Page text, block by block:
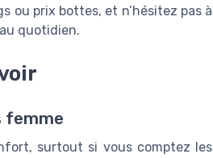
ou prix bottes, et n’hésitez pas à
quotidien.
femme
surtout si vous comptez les